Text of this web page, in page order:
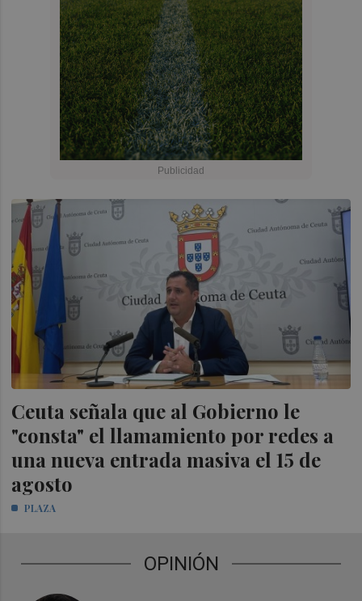
Ceuta señala que al Gobierno le
"consta" el llamamiento por redes a
una nueva entrada masiva el 15 de
agosto
PLAZA
OPINIÓN